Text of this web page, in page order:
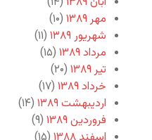
مهر ۱۳۸۹
(۱۰)
شهریور ۱۳۸۹
(۱۱)
مرداد ۱۳۸۹
(۱۵)
تیر ۱۳۸۹
(۲۰)
خرداد ۱۳۸۹
(۱۷)
اردیبهشت ۱۳۸۹
(۱۴)
فروردین ۱۳۸۹
(۹)